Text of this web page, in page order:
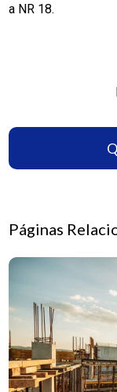
a NR 18.
Páginas